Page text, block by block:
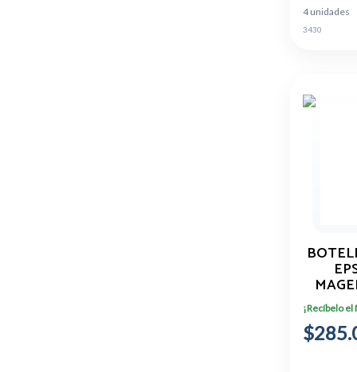
4 unidades
3430
¡Recíbelo